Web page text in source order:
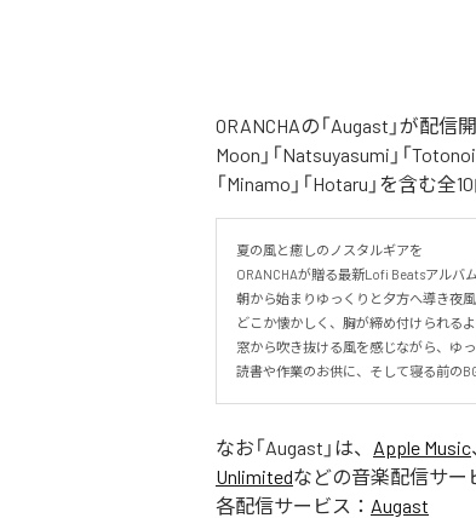
ORANCHAの「Augast」が配
Moon」「Natsuyasumi」「Totonoi
「Minamo」「Hotaru」を含む全
夏の風と癒しのノスタルギアを
ORANCHAが贈る最新Lofi Beatsアルバム
朝から始まりゆっくりと夕方へ導き夜
どこか懐かしく、胸が締め付けられる
窓から吹き抜ける風を感じながら、ゆ
読書や作業のお供に、そして寝る前の
なお「Augast 」は、 Apple Music
Unlimitedなどの音楽配信サー
各配信サービス： Augast